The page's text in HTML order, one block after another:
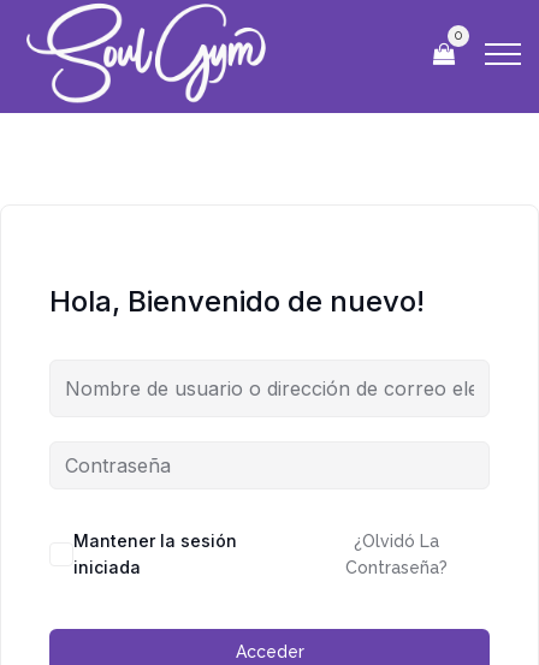
0
Hola, Bienvenido de nuevo!
Mantener la sesión
iniciada
¿Olvidó La
Contraseña?
Acceder